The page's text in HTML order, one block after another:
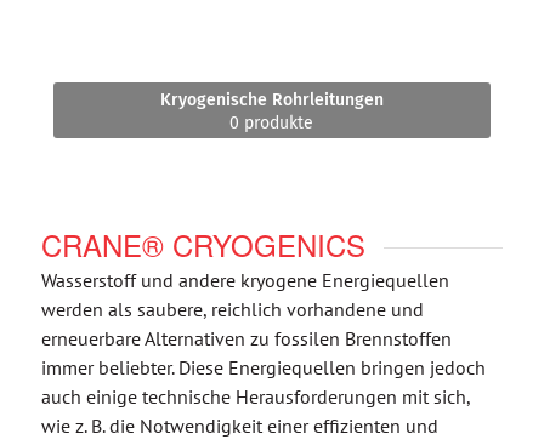
Kryogenische Rohrleitungen
0 produkte
CRANE® CRYOGENICS
Wasserstoff und andere kryogene Energiequellen
werden als saubere, reichlich vorhandene und
erneuerbare Alternativen zu fossilen Brennstoffen
immer beliebter. Diese Energiequellen bringen jedoch
auch einige technische Herausforderungen mit sich,
wie z. B. die Notwendigkeit einer effizienten und